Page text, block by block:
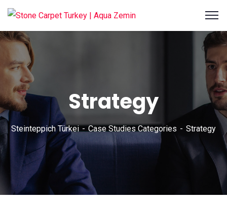
Strategy
Steinteppich Türkei Case Studies Categories Strategy